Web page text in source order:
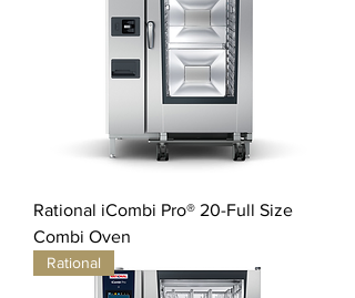
Rational iCombi Pro® 20-Full Size
Combi Oven
Rational